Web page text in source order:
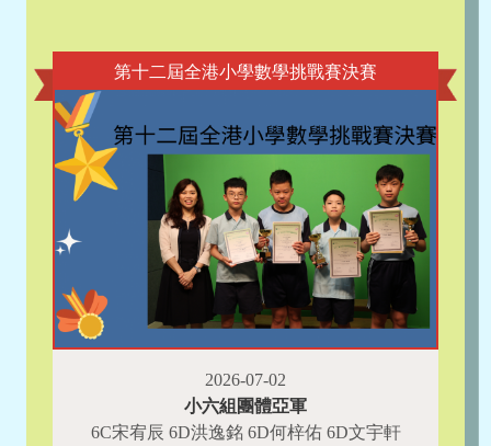
第十二屆全港小學數學挑戰賽決賽
2026-07-02
小六組團體亞軍
6C宋宥辰 6D洪逸銘 6D何梓佑 6D文宇軒